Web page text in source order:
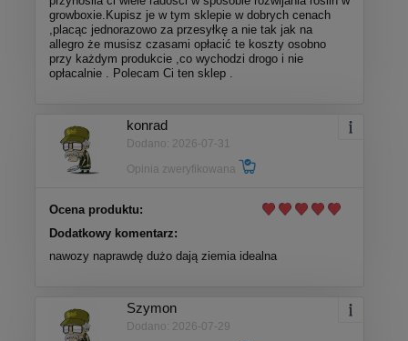
growboxie.Kupisz je w tym sklepie w dobrych cenach
,placąc jednorazowo za przesyłkę a nie tak jak na
allegro że musisz czasami opłacić te koszty osobno
przy każdym produkcie ,co wychodzi drogo i nie
opłacalnie . Polecam Ci ten sklep .
konrad
Dodano: 2026-07-31
Opinia zweryfikowana
Ocena produktu:
Dodatkowy komentarz:
nawozy naprawdę dużo dają ziemia idealna
Szymon
Dodano: 2026-07-29